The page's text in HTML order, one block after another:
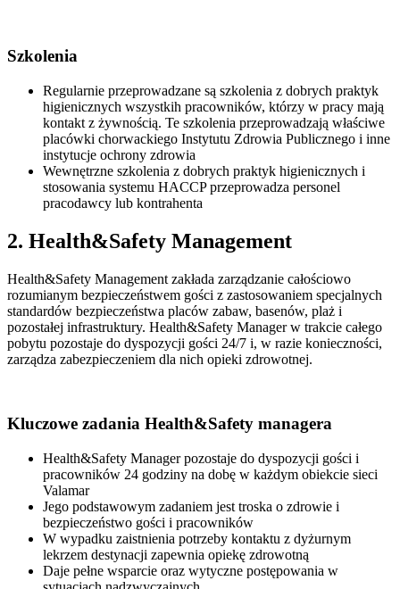
Szkolenia
Regularnie przeprowadzane są szkolenia z dobrych praktyk
higienicznych wszystkih pracowników, którzy w pracy mają
kontakt z żywnością. Te szkolenia przeprowadzają właściwe
placówki chorwackiego Instytutu Zdrowia Publicznego i inne
instytucje ochrony zdrowia
Wewnętrzne szkolenia z dobrych praktyk higienicznych i
stosowania systemu HACCP przeprowadza personel
pracodawcy lub kontrahenta
2. Health&Safety Management
Health&Safety Management zakłada zarządzanie całościowo
rozumianym bezpieczeństwem gości z zastosowaniem specjalnych
standardów bezpieczeństwa placów zabaw, basenów, plaż i
pozostałej infrastruktury. Health&Safety Manager w trakcie całego
pobytu pozostaje do dyspozycji gości 24/7 i, w razie konieczności,
zarządza zabezpieczeniem dla nich opieki zdrowotnej.
Kluczowe zadania Health&Safety managera
Health&Safety Manager pozostaje do dyspozycji gości i
pracowników 24 godziny na dobę w każdym obiekcie sieci
Valamar
Jego podstawowym zadaniem jest troska o zdrowie i
bezpieczeństwo gości i pracowników
W wypadku zaistnienia potrzeby kontaktu z dyżurnym
lekrzem destynacji zapewnia opiekę zdrowotną
Daje pełne wsparcie oraz wytyczne postępowania w